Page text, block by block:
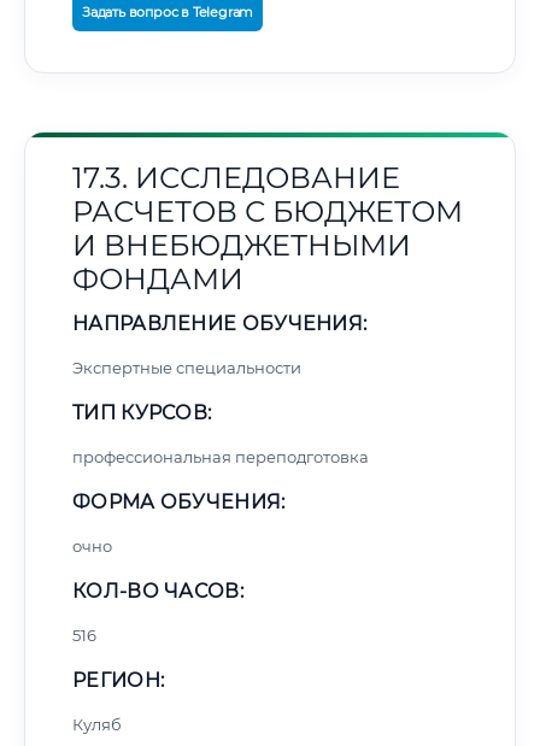
Задать вопрос в Telegram
17.3. ИССЛЕДОВАНИЕ
РАСЧЕТОВ С БЮДЖЕТОМ
И ВНЕБЮДЖЕТНЫМИ
ФОНДАМИ
НАПРАВЛЕНИЕ ОБУЧЕНИЯ:
Экспертные специальности
ТИП КУРСОВ:
профессиональная переподготовка
ФОРМА ОБУЧЕНИЯ:
очно
КОЛ-ВО ЧАСОВ:
516
РЕГИОН:
Куляб